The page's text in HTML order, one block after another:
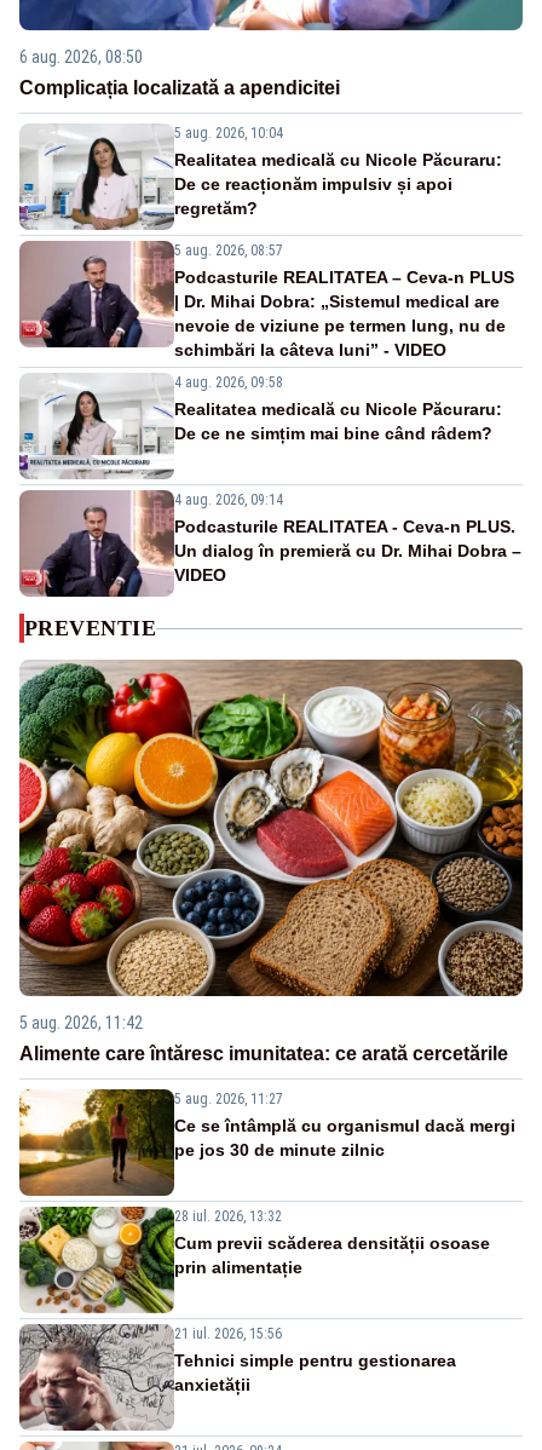
6 aug. 2026, 08:50
Complicația localizată a apendicitei
5 aug. 2026, 10:04
Realitatea medicală cu Nicole Păcuraru:
De ce reacționăm impulsiv și apoi
regretăm?
5 aug. 2026, 08:57
Podcasturile REALITATEA – Ceva-n PLUS
| Dr. Mihai Dobra: „Sistemul medical are
nevoie de viziune pe termen lung, nu de
schimbări la câteva luni” - VIDEO
4 aug. 2026, 09:58
Realitatea medicală cu Nicole Păcuraru:
De ce ne simțim mai bine când râdem?
4 aug. 2026, 09:14
Podcasturile REALITATEA - Ceva-n PLUS.
Un dialog în premieră cu Dr. Mihai Dobra –
VIDEO
PREVENTIE
5 aug. 2026, 11:42
Alimente care întăresc imunitatea: ce arată cercetările
5 aug. 2026, 11:27
Ce se întâmplă cu organismul dacă mergi
pe jos 30 de minute zilnic
28 iul. 2026, 13:32
Cum previi scăderea densității osoase
prin alimentație
21 iul. 2026, 15:56
Tehnici simple pentru gestionarea
anxietății